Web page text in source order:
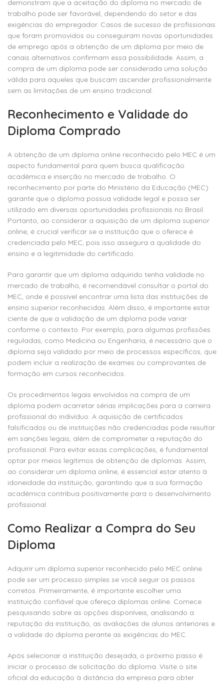
demonstram que a aceitação do diploma no mercado de
trabalho pode ser favorável, dependendo do setor e das
exigências do empregador. Casos de sucesso de profissionais
que foram promovidos ou conseguiram novas oportunidades
de emprego após a obtenção de um diploma por meio de
canais alternativos confirmam essa possibilidade. Assim, a
compra de um diploma pode ser considerada uma solução
válida para aqueles que buscam ascender profissionalmente
sem as limitações de um ensino tradicional.
Reconhecimento e Validade do
Diploma Comprado
A obtenção de um diploma online reconhecido pelo MEC é um
aspecto fundamental para quem busca qualificação
acadêmica e inserção no mercado de trabalho. O
reconhecimento por parte do Ministério da Educação (MEC)
garante que o diploma possua validade legal e possa ser
utilizado em diversas oportunidades profissionais no Brasil.
Portanto, ao considerar a aquisição de um diploma superior
online, é crucial verificar se a instituição que o oferece é
credenciada pelo MEC, pois isso assegura a qualidade do
ensino e a legitimidade do certificado.
Para garantir que um diploma adquirido tenha validade no
mercado de trabalho, é recomendável consultar o portal do
MEC, onde é possível encontrar uma lista das instituições de
ensino superior reconhecidas. Além disso, é importante estar
ciente de que a validação de um diploma pode variar
conforme o contexto. Por exemplo, para algumas profissões
reguladas, como Medicina ou Engenharia, é necessário que o
diploma seja validado por meio de processos específicos, que
podem incluir a realização de exames ou comprovantes de
formação em cursos reconhecidos.
Os procedimentos legais envolvidos na compra de um
diploma podem acarretar sérias implicações para a carreira
profissional do indivíduo. A aquisição de certificados
falsificados ou de instituições não credenciadas pode resultar
em sanções legais, além de comprometer a reputação do
profissional. Para evitar essas complicações, é fundamental
optar por meios legítimos de obtenção de diplomas. Assim,
ao considerar um diploma online, é essencial estar atento à
idoneidade da instituição, garantindo que a sua formação
acadêmica contribua positivamente para o desenvolvimento
profissional.
Como Realizar a Compra do Seu
Diploma
Adquirir um diploma superior reconhecido pelo MEC online
pode ser um processo simples se você seguir os passos
corretos. Primeiramente, é importante escolher uma
instituição confiável que ofereça diplomas online. Comece
pesquisando sobre as opções disponíveis, analisando a
reputação da instituição, as avaliações de alunos anteriores e
a validade do diploma perante as exigências do MEC.
Após selecionar a instituição desejada, o próximo passo é
iniciar o processo de solicitação do diploma. Visite o site
oficial da educação à distância da empresa para obter